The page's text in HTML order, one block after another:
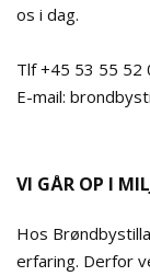
os i dag.
Tlf +45 53 55 52
E-mail:
VI GÅR OP I
Hos
erfaring. Derfor